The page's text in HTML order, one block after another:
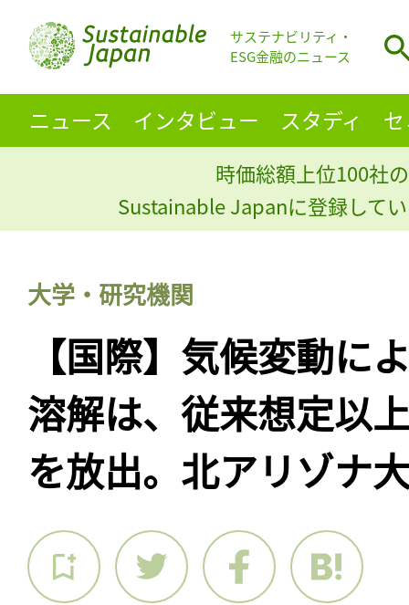
サステナビリティ・
ESG金融のニュース
ニュース インタビュー スタディ
時価総額上位100社
Sustainable Japanに登録して
大学・研究機関
【国際】気候変動に
溶解は、従来想定以
を放出。北アリゾナ